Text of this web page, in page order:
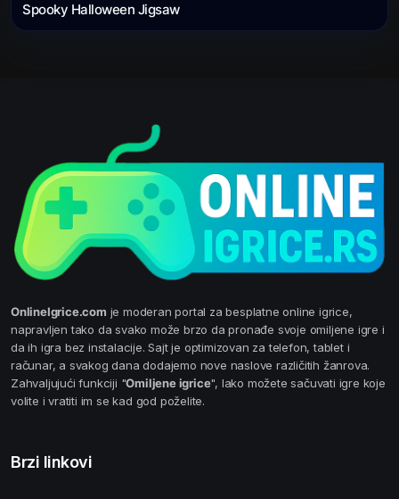
Spooky Halloween Jigsaw
OnlineIgrice.com je moderan portal za besplatne online igrice,
napravljen tako da svako može brzo da pronađe svoje omiljene igre i
da ih igra bez instalacije. Sajt je optimizovan za telefon, tablet i
računar, a svakog dana dodajemo nove naslove različitih žanrova.
Zahvaljujući funkciji "Omiljene igrice", lako možete sačuvati igre koje
volite i vratiti im se kad god poželite.
Brzi linkovi